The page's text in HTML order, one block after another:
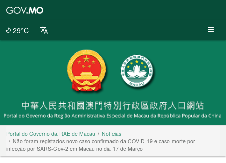
29°C
Portal do Governo da RAE de Macau
Notícias
Não foram registados novo caso confirmado da COVID-19 e caso morte por
infecção por SARS-Cov-2 em Macau no dia 17 de Março